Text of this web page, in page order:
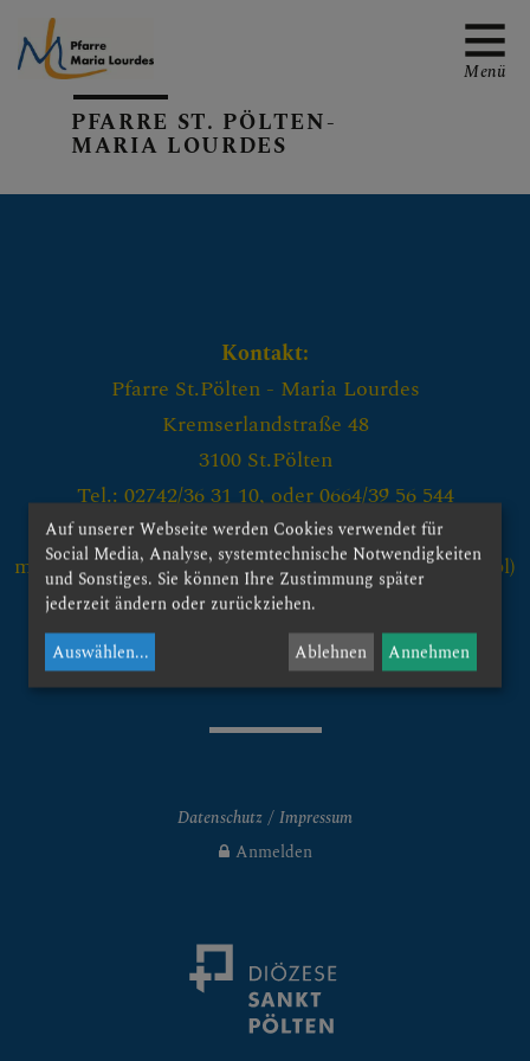
TERMINE
GALERIE
KLICKEN SIE AUF DAS
"+", UM UNTERMENÜS
ZU ÖFFNEN
PFARRTEAM
GRUPPEN, RUNDEN,
EVENTS, AKTIONEN
Kinder & Jugend
Erwachsene
PFARRE ST. PÖLTEN-
MARIA LOURDES
Menü
Kontakt:
Pfarre St.Pölten - Maria Lourdes
Kremserlandstraße 48
3100 St.Pölten
Tel.: 02742/36 31 10, oder 0664/39 56 544
Email: maria_lourdes@gmx.at
m.kreipl@dsp.at = Pfarrsekretariat (Manuela Kreipl)
Datenschutz
Impressum
Anmelden
Auf unserer Webseite werden Cookies verwendet für
Social Media, Analyse, systemtechnische Notwendigkeiten
und Sonstiges. Sie können Ihre Zustimmung später
jederzeit ändern oder zurückziehen.
Auswählen... Ablehnen Annehmen